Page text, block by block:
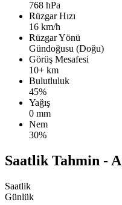
768 hPa
Rüzgar Hızı
16 km/h
Rüzgar Yönü
Gündoğusu (Doğu)
Görüş Mesafesi
10+ km
Bulutluluk
45%
Yağış
0 mm
Nem
30%
Saatlik Tahmin -
Saatlik
Günlük